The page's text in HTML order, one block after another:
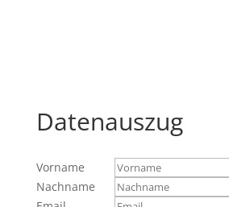
Datenauszug
Vorname
Nachname